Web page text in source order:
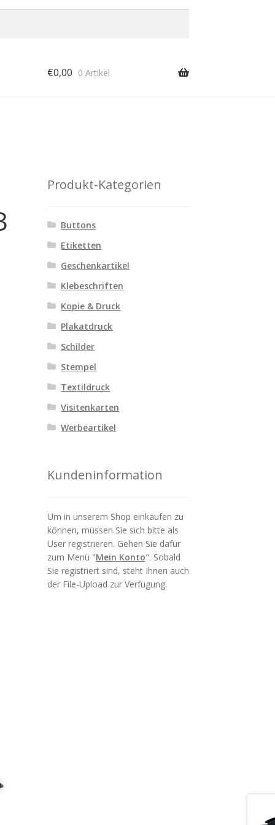
€0,00 0 Artikel
Produkt-Kategorien
Buttons
Etiketten
Geschenkartikel
Klebeschriften
Kopie & Druck
Plakatdruck
Schilder
Stempel
Textildruck
Visitenkarten
Werbeartikel
Kundeninformation
Um in unserem Shop einkaufen zu
können, müssen Sie sich bitte als
User registrieren. Gehen Sie dafür
zum Menü "Mein Konto". Sobald
Sie registriert sind, steht Ihnen auch
der File-Upload zur Verfügung.